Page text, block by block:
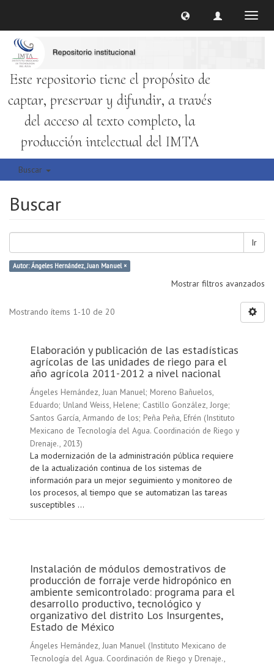
Este repositorio tiene el propósito de
captar, preservar y difundir, a través
del acceso al texto completo, la
producción intelectual del IMTA
Buscar
Buscar
Ir
Autor: Ángeles Hernández, Juan Manuel ×
Mostrar filtros avanzados
Mostrando ítems 1-10 de 20
Elaboración y publicación de las estadísticas
agrícolas de las unidades de riego para el
año agrícola 2011-2012 a nivel nacional
Ángeles Hernández, Juan Manuel; Moreno Bañuelos,
Eduardo; Unland Weiss, Helene; Castillo González, Jorge;
Santos García, Armando de los; Peña Peña, Efrén (Instituto
Mexicano de Tecnología del Agua. Coordinación de Riego y
Drenaje., 2013)
La modernización de la administración pública requiere
de la actualización continua de los sistemas de
información para un mejor seguimiento y monitoreo de
los procesos, al tiempo que se automatizan las tareas
susceptibles ...
Instalación de módulos demostrativos de
producción de forraje verde hidropónico en
ambiente semicontrolado: programa para el
desarrollo productivo, tecnológico y
organizativo del distrito Los Insurgentes,
Estado de México
Ángeles Hernández, Juan Manuel (Instituto Mexicano de
Tecnología del Agua. Coordinación de Riego y Drenaje.,